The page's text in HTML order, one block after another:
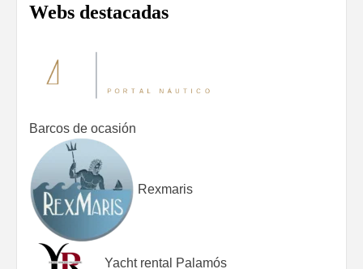
Webs destacadas
Barcos de ocasión
Rexmaris
Yacht rental Palamós